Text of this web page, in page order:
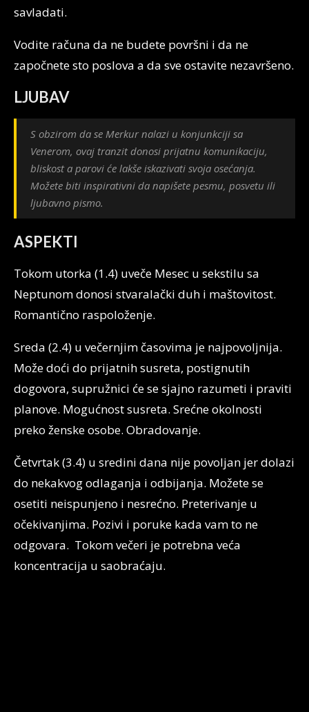
savladati.
Vodite računa da ne budete površni i da ne
započnete sto poslova a da sve ostavite nezavršeno.
LJUBAV
S obzirom da se Merkur nalazi u konjunkciji sa
Venerom, ovaj tranzit donosi prijatnu komunikaciju,
bliskost a parovi će lakše iskazivati svoja osećanja.
Možete biti inspirativni da napišete pesmu, posvetu ili
ljubavno pismo.
ASPEKTI
Tokom utorka (1.4) uveče Mesec u sekstilu sa
Neptunom donosi stvaralački duh i maštovitost.
Romantično raspoloženje.
Sreda (2.4) u večernjim časovima je najpovoljnija.
Može doći do prijatnih susreta, postignutih
dogovora, supružnici će se sjajno razumeti i praviti
planove. Mogućnost susreta. Srećne okolnosti
preko ženske osobe. Obradovanje.
Četvrtak (3.4) u sredini dana nije povoljan jer dolazi
do nekakvog odlaganja i odbijanja. Možete se
osetiti neispunjeno i nesrećno. Preterivanje u
očekivanjima. Pozivi i poruke kada vam to ne
odgovara. Tokom večeri je potrebna veća
koncentracija u saobraćaju.